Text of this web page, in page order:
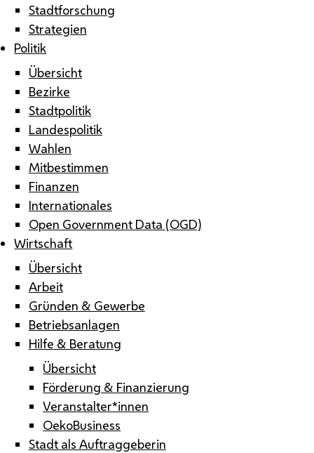
Stadtforschung
Strategien
Politik
Übersicht
Bezirke
Stadtpolitik
Landespolitik
Wahlen
Mitbestimmen
Finanzen
Internationales
Open Government Data (OGD)
Wirtschaft
Übersicht
Arbeit
Gründen & Gewerbe
Betriebsanlagen
Hilfe & Beratung
Übersicht
Förderung & Finanzierung
Veranstalter*innen
OekoBusiness
Stadt als Auftraggeberin